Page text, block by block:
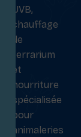
UVB,
chauffage
de
terrarium
et
nourriture
spécialisée
pour
animaleries